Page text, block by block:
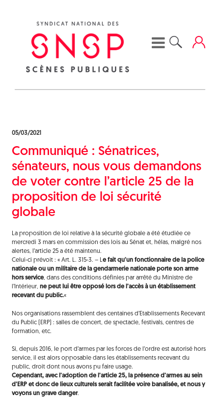
05/03/2021
Communiqué : Sénatrices,
sénateurs, nous vous demandons
de voter contre l’article 25 de la
proposition de loi sécurité
globale
La proposition de loi relative à la sécurité globale a été étudiée ce
mercredi 3 mars en commission des lois au Sénat et, hélas, malgré nos
alertes, l’article 25 a été maintenu.
Celui-ci prévoit : « Art. L. 315-3. – Le fait qu’un fonctionnaire de la police
nationale ou un militaire de la gendarmerie nationale porte son arme
hors service, dans des conditions définies par arrêté du Ministre de
l’Intérieur, ne peut lui être opposé lors de l’accès à un établissement
recevant du public.«
Nos organisations rassemblent des centaines d’Etablissements Recevant
du Public (ERP) : salles de concert, de spectacle, festivals, centres de
formation, etc.
Si, depuis 2016, le port d’armes par les forces de l’ordre est autorisé hors
service, il est alors opposable dans les établissements recevant du
public, droit dont nous avons pu faire usage.
Cependant, avec l’adoption de l’article 25, la présence d’armes au sein
d’ERP et donc de lieux culturels serait facilitée voire banalisée, et nous y
voyons un grave danger.